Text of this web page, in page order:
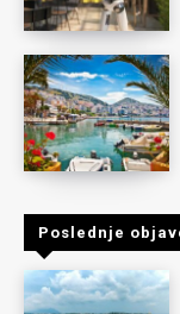
Poslednje